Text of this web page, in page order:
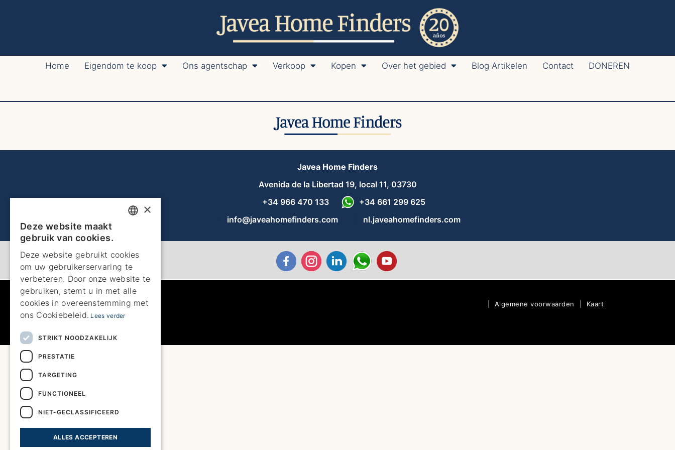
Home Eigendom te koop Ons agentschap Verkoop Kopen Over het gebied Blog Artikelen Contact DONEREN
Javea Home Finders
Avenida de la Libertad 19, local 11, 03730
+34 966 470 133
+34 661 299 625
info@javeahomefinders.com
nl.javeahomefinders.com
Kaart
Algemene voorwaarden
ENGLISH
SPANISH
GERMAN
FRENCH
×
Deze website maakt
gebruik van cookies.
Deze website gebruikt cookies
om uw gebruikerservaring te
verbeteren. Door onze website te
gebruiken, stemt u in met alle
cookies in overeenstemming met
ons Cookiebeleid. Lees verder
STRIKT NOODZAKELIJK
PRESTATIE
TARGETING
FUNCTIONEEL
NIET-GECLASSIFICEERD
ALLES ACCEPTEREN